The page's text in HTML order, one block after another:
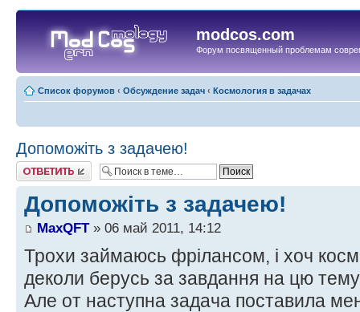
modcos.com
Форум посвященный проблемам
Список форумов ‹ Обсуждение задач ‹ Космология в задачах
Допоможіть з задачею!
Ответить
Допоможіть з задачею!
MaxQFT» 06 май 2011, 14:12
Трохи займаюсь фрілансом, і хоч
деколи берусь за завдання на цю
Але от наступна задача поставила